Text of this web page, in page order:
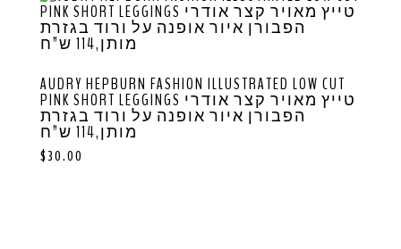
AUDRY HEPBURN FASHION ILLUSTRATED LOW CUT
PINK SHORT LEGGINGS טייץ מאויר קצר אודרי
הפבורן איור אופנה על ורוד בגזרת
מותן,114 ש”ח
$ 30.00